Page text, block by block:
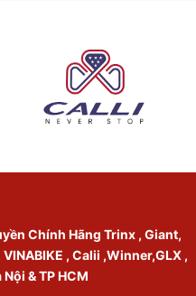
Chính Hãng Trinx , Giant,
, Calii ,Winner,GLX ,
& TP HCM